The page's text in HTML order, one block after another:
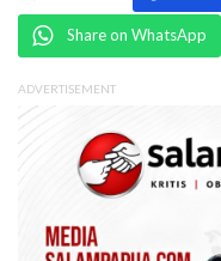
Share on WhatsApp
ADVERTISEMENT